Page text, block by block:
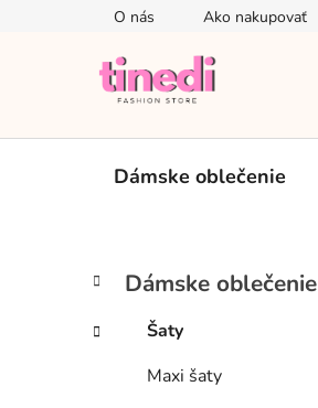
O nás Ako nakupovať
Dámske oblečenie
B
č
Preskočiť
kategórie
K
a
e
Dámske oblečenie
Šaty
Maxi šaty